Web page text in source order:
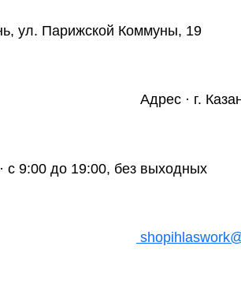
ул. Парижской Коммуны, 19
Адрес · г.
с 9:00 до 19:00, без выходных